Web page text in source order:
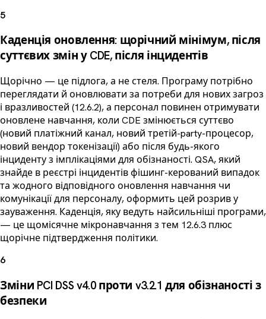
5
Каденція оновлення: щорічний мінімум, після
суттєвих змін у CDE, після інцидентів
Щорічно — це підлога, а не стеля. Програму потрібно
переглядати й оновлювати за потреби для нових загроз
і вразливостей (12.6.2), а персонал повинен отримувати
оновлене навчання, коли CDE змінюється суттєво
(новий платіжний канал, новий третій-party-процесор,
новий вендор токенізації) або після будь-якого
інциденту з імплікаціями для обізнаності. QSA, який
знайде в реєстрі інцидентів фішинг-керований випадок
та жодного відповідного оновлення навчання чи
комунікації для персоналу, оформить цей розрив у
зауваження. Каденція, яку ведуть найсильніші програми,
— це щомісячне мікронавчання з тем 12.6.3 плюс
щорічне підтвердження політики.
6
Зміни PCI DSS v4.0 проти v3.2.1 для обізнаності з
безпеки